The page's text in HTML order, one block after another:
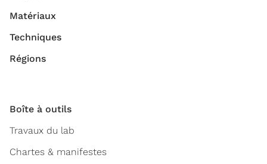
Matériaux
Techniques
Régions
Boîte à outils
Travaux du lab
Chartes & manifestes